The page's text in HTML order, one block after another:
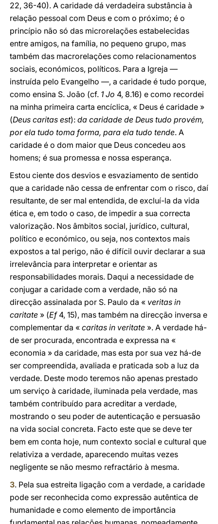
22, 36-40). A caridade dá verdadeira substância à
relação pessoal com Deus e com o próximo; é o
princípio não só das microrelações estabelecidas
entre amigos, na família, no pequeno grupo, mas
também das macrorelações como relacionamentos
sociais, económicos, políticos. Para a Igreja —
instruída pelo Evangelho —, a caridade é tudo porque,
como ensina S. João (cf. 1 Jo 4, 8.16) e como recordei
na minha primeira carta encíclica, « Deus é caridade »
(Deus caritas est): da caridade de Deus tudo provém,
por ela tudo toma forma, para ela tudo tende. A
caridade é o dom maior que Deus concedeu aos
homens; é sua promessa e nossa esperança.
Estou ciente dos desvios e esvaziamento de sentido
que a caridade não cessa de enfrentar com o risco, daí
resultante, de ser mal entendida, de excluí-la da vida
ética e, em todo o caso, de impedir a sua correcta
valorização. Nos âmbitos social, jurídico, cultural,
político e económico, ou seja, nos contextos mais
expostos a tal perigo, não é difícil ouvir declarar a sua
irrelevância para interpretar e orientar as
responsabilidades morais. Daqui a necessidade de
conjugar a caridade com a verdade, não só na
direcção assinalada por S. Paulo da « veritas in
caritate » (Ef4, 15), mas também na direcção inversa e
complementar da « caritas in veritate ». A verdade há-
de ser procurada, encontrada e expressa na «
economia » da caridade, mas esta por sua vez há-de
ser compreendida, avaliada e praticada sob a luz da
verdade. Deste modo teremos não apenas prestado
um serviço à caridade, iluminada pela verdade, mas
também contribuído para acreditar a verdade,
mostrando o seu poder de autenticação e persuasão
na vida social concreta. Facto este que se deve ter
bem em conta hoje, num contexto social e cultural que
relativiza a verdade, aparecendo muitas vezes
negligente se não mesmo refractário à mesma.
3. Pela sua estreita ligação com a verdade, a caridade
pode ser reconhecida como expressão autêntica de
humanidade e como elemento de importância